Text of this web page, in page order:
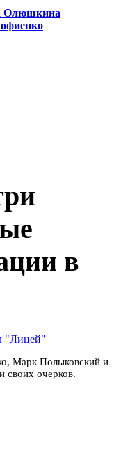
Олюшкина
в
"Лицей"
Марк Полыковский и
своих очерков.